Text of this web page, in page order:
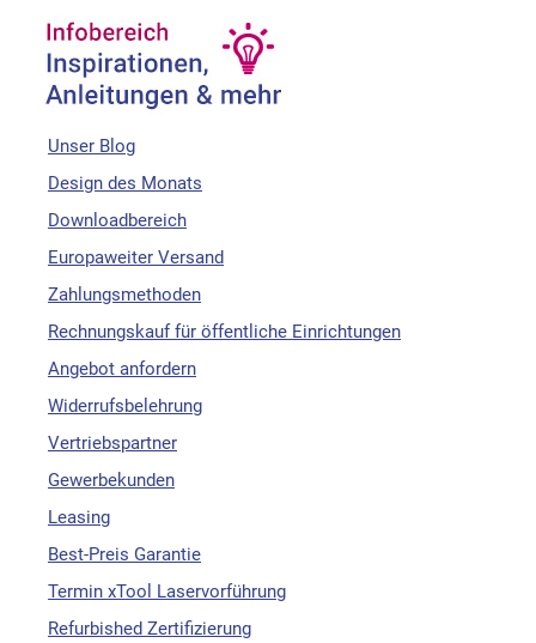
Unser Blog
Design des Monats
Downloadbereich
Europaweiter Versand
Zahlungsmethoden
Rechnungskauf für öffentliche Einrichtungen
Angebot anfordern
Widerrufsbelehrung
Vertriebspartner
Gewerbekunden
Leasing
Best-Preis Garantie
Termin xTool Laservorführung
Refurbished Zertifizierung